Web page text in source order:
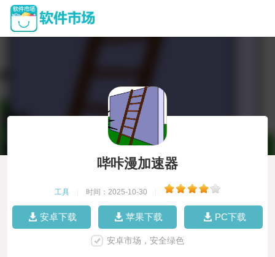
哔咔漫加速器
工具 时间：2025-10-30
安卓下载 苹果下载 PC下载
安卓市场，安全绿色